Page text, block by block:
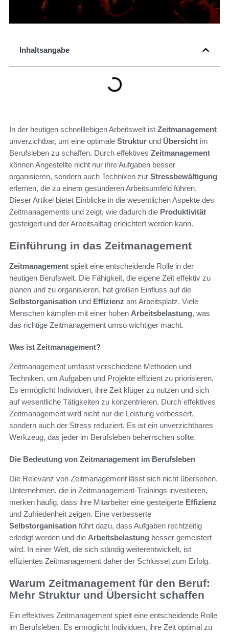
Inhaltsangabe
In der heutigen schnelllebigen Arbeitswelt ist Zeitmanagement
unverzichtbar, um eine optimale Struktur und Übersicht im
Berufsleben zu schaffen. Durch effektives Zeitmanagement
können Angestellte nicht nur ihre Aufgaben besser
organisieren, sondern auch Techniken zur Stressbewältigung
erlernen, die zu einem gesünderen Arbeitsumfeld führen.
Dieser Artikel bietet Einblicke in die wesentlichen Aspekte des
Zeitmanagements und zeigt, wie dadurch die Produktivität
gesteigert und der Arbeitsalltag erleichtert werden kann.
Einführung in das Zeitmanagement
Zeitmanagement spielt eine entscheidende Rolle in der
heutigen Berufswelt. Die Fähigkeit, die eigene Zeit effektiv zu
planen und zu organisieren, hat großen Einfluss auf die
Selbstorganisation und Effizienz am Arbeitsplatz. Viele
Menschen kämpfen mit einer hohen Arbeitsbelastung, was
das richtige Zeitmanagement umso wichtiger macht.
Was ist Zeitmanagement?
Zeitmanagement umfasst verschiedene Methoden und
Techniken, um Aufgaben und Projekte effizient zu priorisieren.
Es ermöglicht Individuen, ihre Zeit klüger zu nutzen und sich
auf wesentliche Tätigkeiten zu konzentrieren. Durch effektives
Zeitmanagement wird nicht nur die Leistung verbessert,
sondern auch der Stress reduziert. Es ist ein unverzichtbares
Werkzeug, das jeder im Berufsleben beherrschen sollte.
Die Bedeutung von Zeitmanagement im Berufsleben
Die Relevanz von Zeitmanagement lässt sich nicht übersehen.
Unternehmen, die in Zeitmanagement-Trainings investieren,
merken häufig, dass ihre Mitarbeiter eine gesteigerte Effizienz
und Zufriedenheit zeigen. Eine verbesserte
Selbstorganisation führt dazu, dass Aufgaben rechtzeitig
erledigt werden und die Arbeitsbelastung besser gemeistert
wird. In einer Welt, die sich ständig weiterentwickelt, ist
effizientes Zeitmanagement daher der Schlüssel zum Erfolg.
Warum Zeitmanagement für den Beruf:
Mehr Struktur und Übersicht schaffen
Ein effektives Zeitmanagement spielt eine entscheidende Rolle
im Berufsleben. Es ermöglicht Individuen, ihre Zeit optimal zu